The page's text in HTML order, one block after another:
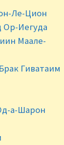
В наличии
Ле-Цион
Ор-Иегуда
Маале-
Гиватаим
а-Шарон